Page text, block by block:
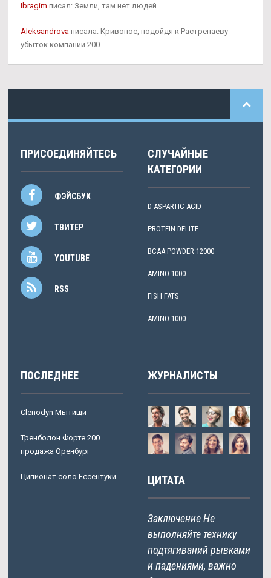
Ibragim писал: Земли, там нет людей.
Aleksandrova писала: Кривонос, подойдя к Растрепаеву
убыток компании 200.
ПРИСОЕДИНЯЙТЕСЬ
ФЭЙСБУК
ТВИТЕР
YOUTUBE
RSS
СЛУЧАЙНЫЕ
КАТЕГОРИИ
D-ASPARTIC ACID
PROTEIN DELITE
BCAA POWDER 12000
AMINO 1000
FISH FATS
AMINO 1000
ПОСЛЕДНЕЕ
Clenodyn Мытищи
Тренболон Форте 200
продажа Оренбург
Ципионат соло Ессентуки
ЖУРНАЛИСТЫ
ЦИТАТА
Заключение Не
выполняйте технику
подтягиваний рывками
и падениями, важно